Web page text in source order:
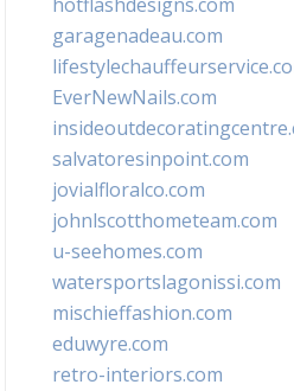
garagenadeau.com
EverNewNails.com
salvatoresinpoint.com
jovialfloralco.com
johnlscotthometeam.com
u-seehomes.com
watersportslagonissi.com
mischieffashion.com
eduwyre.com
retro-interiors.com